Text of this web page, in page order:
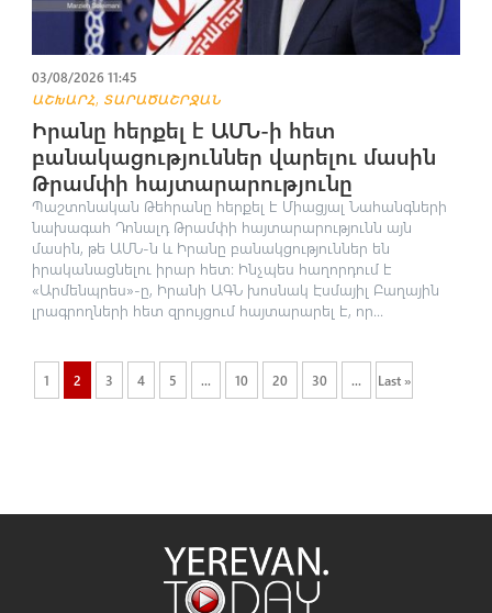
03/08/2026 11:45
ԱՇԽԱՐՀ, ՏԱՐԱԾԱՇՐՋԱՆ
Իրանը հերքել է ԱՄՆ-ի հետ
բանակացություններ վարելու մասին
Թրամփի հայտարարությունը
Պաշտոնական Թեհրանը հերքել է Միացյալ Նահանգների
նախագահ Դոնալդ Թրամփի հայտարարությունն այն
մասին, թե ԱՄՆ-ն և Իրանը բանակցություններ են
իրականացնելու իրար հետ։ Ինչպես հաղորդում է
«Արմենպրես»-ը, Իրանի ԱԳՆ խոսնակ Էսմայիլ Բաղային
լրագրողների հետ զրույցում հայտարարել է, որ...
1 2 3 4 5 ... 10 20 30 ... Last »